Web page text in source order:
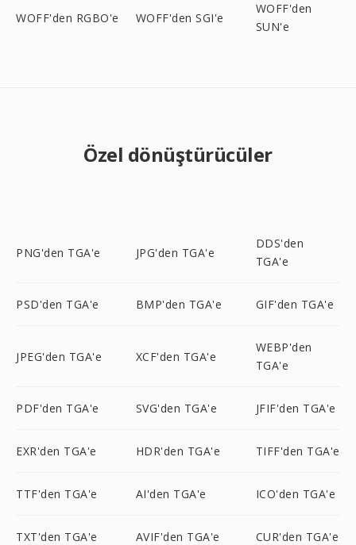
WOFF'den RGBO'e WOFF'den SGI'e
WOFF'den
SUN'e
Özel dönüştürücüler
PNG'den TGA'e JPG'den TGA'e
DDS'den
TGA'e
PSD'den TGA'e BMP'den TGA'e GIF'den TGA'e
JPEG'den TGA'e XCF'den TGA'e
WEBP'den
TGA'e
PDF'den TGA'e SVG'den TGA'e JFIF'den TGA'e
EXR'den TGA'e HDR'den TGA'e TIFF'den TGA'e
TTF'den TGA'e AI'den TGA'e ICO'den TGA'e
TXT'den TGA'e AVIF'den TGA'e CUR'den TGA'e